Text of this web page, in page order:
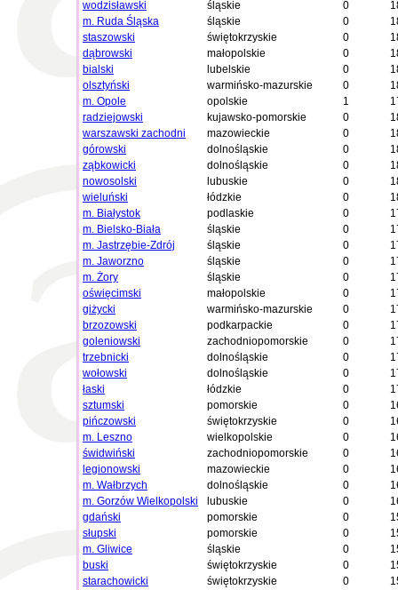
wodzisławski śląskie 0
m. Ruda Śląska
śląskie 0
staszowski
świętokrzyskie 0
dąbrowski
małopolskie 0
bialski
lubelskie 0
olsztyński
warmińsko-mazurskie 0
m. Opole
opolskie 1
radziejowski
kujawsko-pomorskie 0
warszawski zachodni
mazowieckie 0
górowski
dolnośląskie 0
ząbkowicki
dolnośląskie 0
nowosolski
lubuskie 0
wieluński
łódzkie 0
m. Białystok
podlaskie 0
m. Bielsko-Biała
śląskie 0
m. Jastrzębie-Zdrój
śląskie 0
m. Jaworzno
śląskie 0
m. Żory
śląskie 0
oświęcimski
małopolskie 0
giżycki
warmińsko-mazurskie 0
brzozowski
podkarpackie 0
goleniowski
zachodniopomorskie 0
trzebnicki
dolnośląskie 0
wołowski
dolnośląskie 0
łaski
łódzkie 0
sztumski
pomorskie 0
pińczowski
świętokrzyskie 0
m. Leszno
wielkopolskie 0
świdwiński
zachodniopomorskie 0
legionowski
mazowieckie 0
m. Wałbrzych
dolnośląskie 0
m. Gorzów Wielkopolski
lubuskie 0
gdański
pomorskie 0
słupski
pomorskie 0
m. Gliwice
śląskie 0
buski
świętokrzyskie 0
starachowicki
świętokrzyskie 0